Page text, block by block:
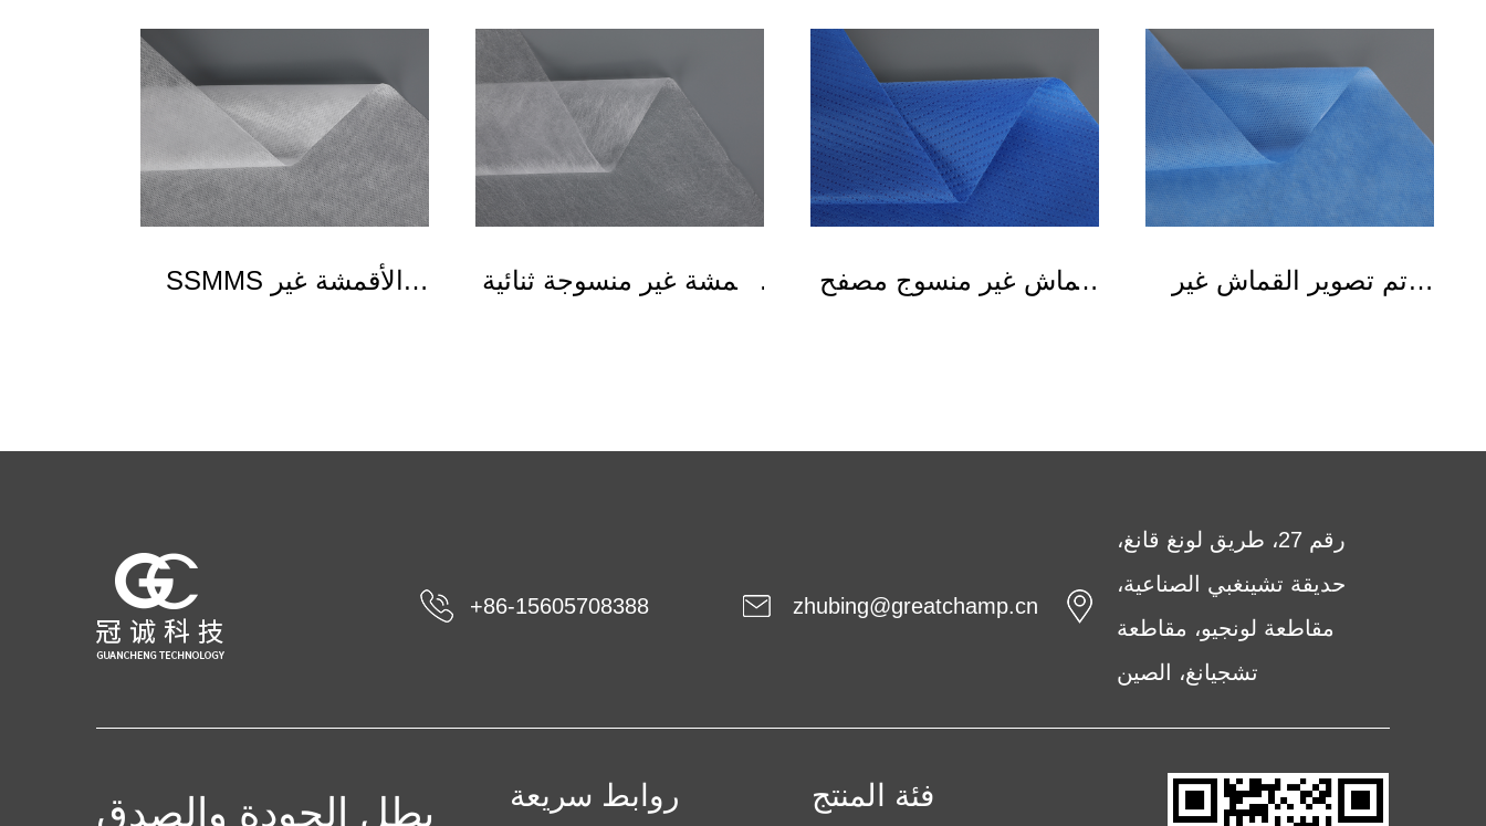
SSMMS الأقمشة غير
أقمشة غير منسوجة ثنائية
قماش غير منسوج مصفح
تم تصوير القماش غير
+86-15605708388 zhubing@greatchamp.cn
رقم 27، طريق لونغ قانغ،
حديقة تشينغبي الصناعية،
مقاطعة لونجيو، مقاطعة
تشجيانغ، الصين
بطل الجودة والصدق روابط سريعة فئة المنتج